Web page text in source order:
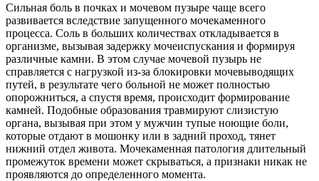
Сильная боль в почках и мочевом пузыре чаще всего
развивается вследствие запущенного мочекаменного
процесса. Соль в больших количествах откладывается в
организме, вызывая задержку мочеиспускания и формируя
различные камни. В этом случае мочевой пузырь не
справляется с нагрузкой из-за блокировки мочевыводящих
путей, в результате чего больной не может полностью
опорожниться, а спустя время, происходит формирование
камней. Подобные образования травмируют слизистую
органа, вызывая при этом у мужчин тупые ноющие боли,
которые отдают в мошонку или в задний проход, тянет
нижний отдел живота. Мочекаменная патология длительный
промежуток времени может скрываться, а признаки никак не
проявляются до определенного момента.